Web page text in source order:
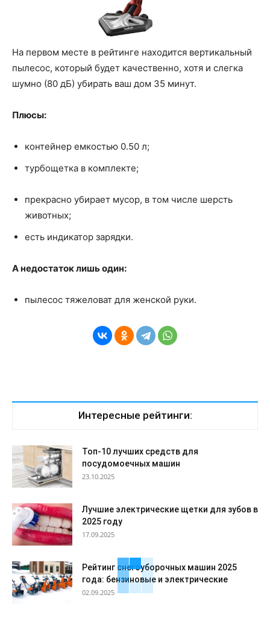
На первом месте в рейтинге находится вертикальный
пылесос, который будет качественно, хотя и слегка
шумно (80 дБ) убирать ваш дом 35 минут.
Плюсы:
контейнер емкостью 0.50 л;
турбощетка в комплекте;
прекрасно убирает мусор, в том числе шерсть
животных;
есть индикатор зарядки.
А недостаток лишь один:
пылесос тяжеловат для женской руки.
Интересные рейтинги:
Топ-10 лучших средств для
посудомоечных машин
23.10.2025
Лучшие электрические щетки для зубов в
2025 году
17.09.2025
Рейтинг снегоуборочных машин 2025
года: бензиновые и электрические
02.09.2025